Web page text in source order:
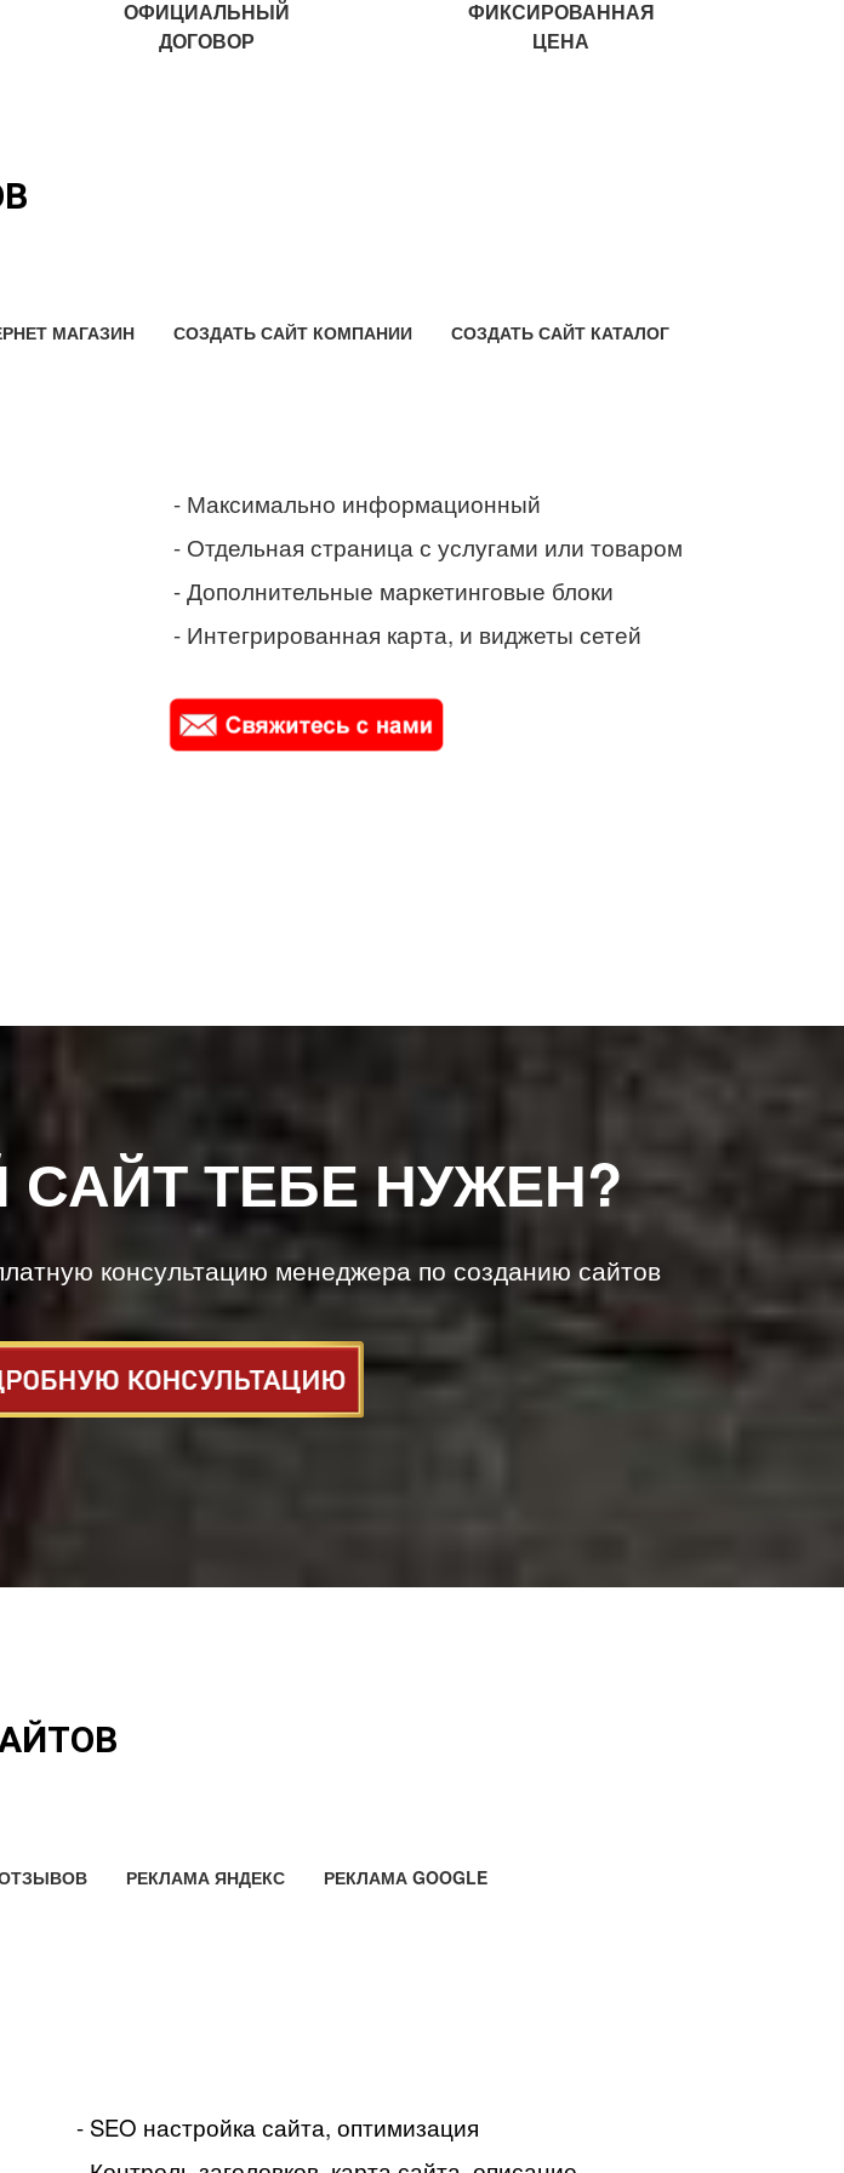
ОФИЦИАЛЬНЫЙ
ДОГОВОР
ФИКСИРОВАННАЯ
ЦЕНА
МАГАЗИН СОЗДАТЬ САЙТ КОМПАНИИ СОЗДАТЬ САЙТ КАТАЛОГ
- Максимально информационный
- Отдельная страница с услугами или товаром
- Дополнительные маркетинговые блоки
- Интегрированная карта, и виджеты сетей
ТЕБЕ НУЖЕН?
консультацию менеджера по созданию сайтов
РЕКЛАМА ЯНДЕКС РЕКЛАМА GOOGLE
- SEO настройка сайта, оптимизация